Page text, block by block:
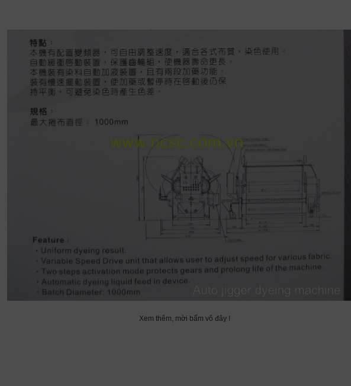
Xem thêm, mời bấm vô đây !